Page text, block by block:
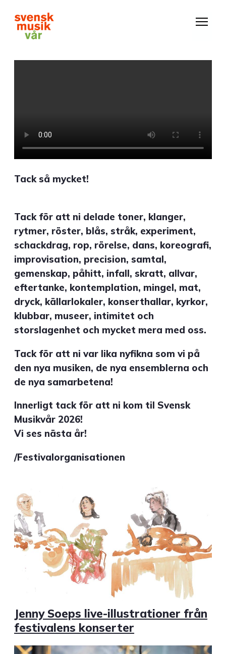
huvudinnehåll
Tack så mycket!
Tack för att ni delade toner, klanger,
rytmer, röster, blås, stråk, experiment,
schackdrag, rop, rörelse, dans, koreografi,
improvisation, precision, samtal,
gemenskap, påhitt, infall, skratt, allvar,
eftertanke, kontemplation, mingel, mat,
dryck, källarlokaler, konserthallar, kyrkor,
klubbar, museer, intimitet och
storslagenhet och mycket mera med oss.
Tack för att ni var lika nyfikna som vi på
den nya musiken, de nya ensemblerna och
de nya samarbetena!
Innerligt tack för att ni kom til Svensk
Musikvår 2026!
Vi ses nästa år!
/Festivalorganisationen
Jenny Soeps live-illustrationer från
festivalens konserter